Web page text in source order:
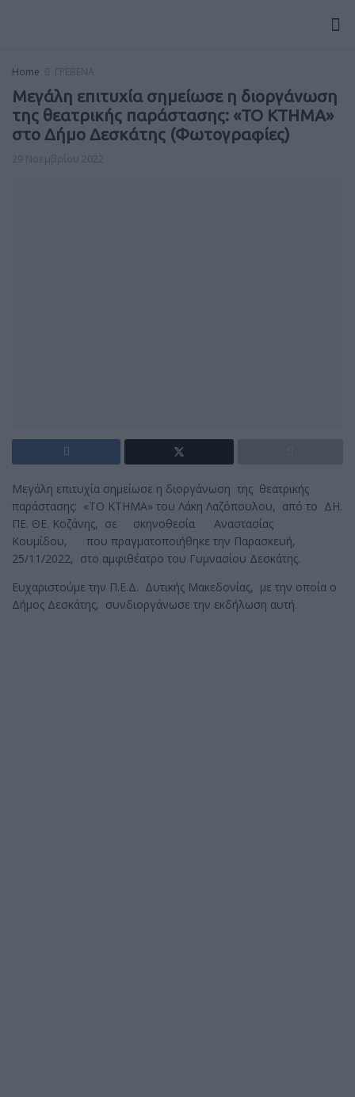
Home ΓΡΕΒΕΝΑ
Μεγάλη επιτυχία σημείωσε η διοργάνωση
της θεατρικής παράστασης: «ΤΟ ΚΤΗΜΑ»
στο Δήμο Δεσκάτης (Φωτογραφίες)
29 Νοεμβρίου 2022
Μεγάλη επιτυχία σημείωσε η διοργάνωση της θεατρικής
παράστασης: «ΤΟ ΚΤΗΜΑ» του Λάκη Λαζόπουλου, από το ΔΗ.
ΠΕ. ΘΕ. Κοζάνης, σε σκηνοθεσία Αναστασίας
Κουμίδου, που πραγματοποιήθηκε την Παρασκευή,
25/11/2022, στο αμφιθέατρο του Γυμνασίου Δεσκάτης.
Ευχαριστούμε την Π.Ε.Δ. Δυτικής Μακεδονίας, με την οποία ο
Δήμος Δεσκάτης, συνδιοργάνωσε την εκδήλωση αυτή.